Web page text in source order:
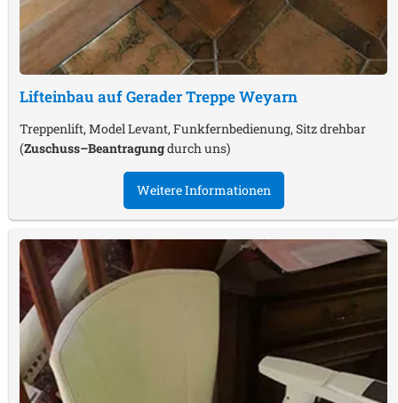
Lifteinbau auf Gerader TreppeWeyarn
Treppenlift, Model Levant, Funkfernbedienung, Sitz drehbar
(Zuschuss–Beantragungdurch uns)
Weitere Informationen